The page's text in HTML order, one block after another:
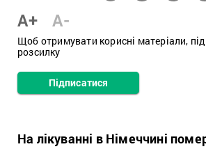
A+ A-
Щоб отримувати корисні матеріали,
розсилку
Підписатися
На лікуванні в Німеччині